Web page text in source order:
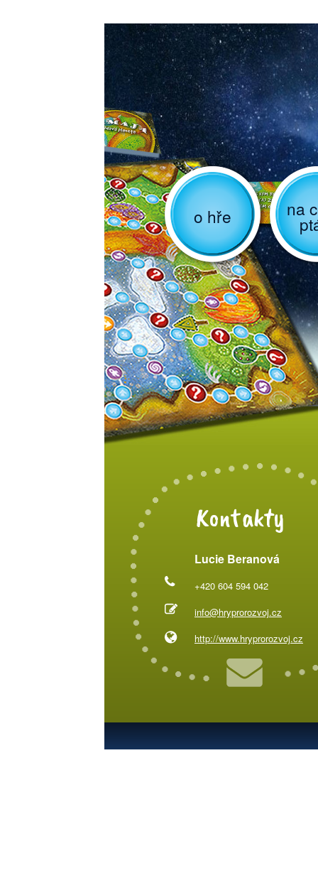
o hře na
Kontakty
Lucie Beranová
+420 604 594 042
info@hryprorozvoj.cz
http://www.hryprorozvoj.cz